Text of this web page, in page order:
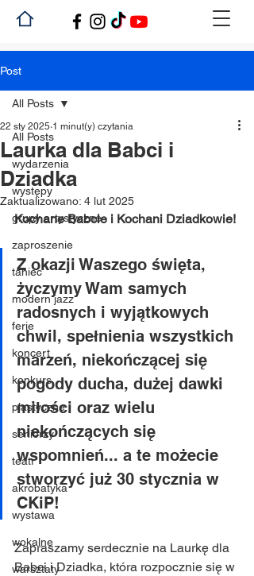
Post
All Posts
wydarzenia
występy
grupy artystyczne
zaproszenie
taniec
modern jazz
ferie
koncert
konkurs
plastyczne
seniorzy
teatr
akrobatyka
wystawa
wokalne
warsztaty
All Posts
Laurka dla Babci i
Dziadka
22 sty 2025 1 minut(y) czytania
Zaktualizowano: 4 lut 2025
Kochane Babcie i Kochani Dziadkowie!
Z okazji Waszego święta,
życzymy Wam samych
radosnych i wyjątkowych
chwil, spełnienia wszystkich
marzeń, niekończącej się
pogody ducha, dużej dawki
miłości oraz wielu
niekończących się
wspomnień... a te możecie
stworzyć już 30 stycznia w
CKiP!
Zapraszamy serdecznie na Laurkę dla
Babci i Dziadka, która rozpocznie się w